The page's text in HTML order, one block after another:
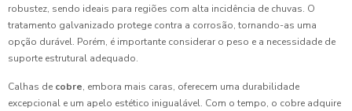
robustez, sendo ideais para regiões com alta incidência de chuvas. O
tratamento galvanizado protege contra a corrosão, tornando-as uma
opção durável. Porém, é importante considerar o peso e a necessidade de
suporte estrutural adequado.
Calhas de cobre, embora mais caras, oferecem uma durabilidade
excepcional e um apelo estético inigualável. Com o tempo, o cobre adquire